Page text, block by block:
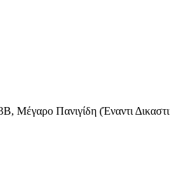
Μέγαρο Πανιγίδη (Έναντι